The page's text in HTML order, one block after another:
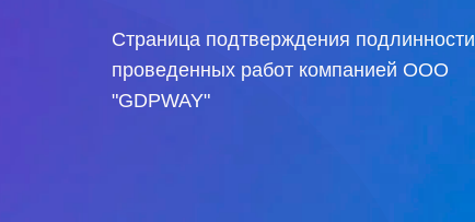
Страница подтверждения подлинности
проведенных работ компанией ООО
"GDPWAY"